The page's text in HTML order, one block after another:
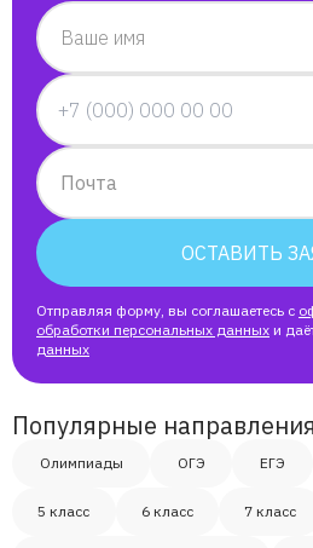
Ваше имя
Почта
ОСТАВИТЬ
Отправляя форму, вы соглашаетесь с
обработки персональных данных и
данных
Популярные направления
Олимпиады ОГЭ ЕГЭ
5 класс 6 класс 7 класс